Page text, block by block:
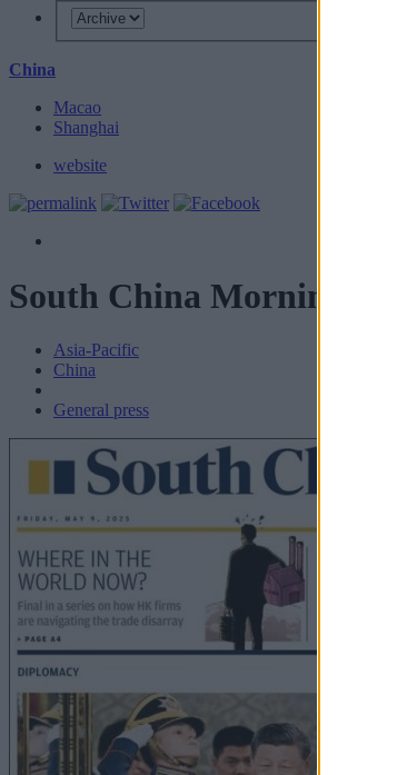
China
Macao
Shanghai
website
South China Morning
Asia-Pacific
China
General press